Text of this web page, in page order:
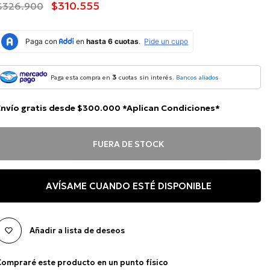
$310.555
Paga esta compra en 3 cuotas sin interés. Bancos aliados
gratis desde $300.000 *Aplican Condiciones*
FUERA DE STOCK
AVÍSAME CUANDO ESTÉ DISPONIBLE
Añadir a lista de deseos
este producto en un punto físico